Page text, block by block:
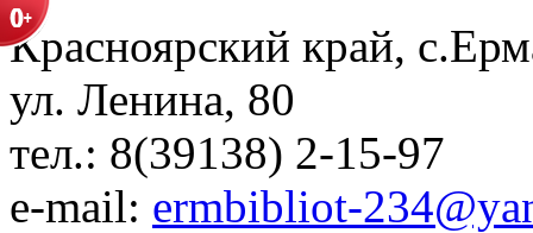
Красноярский край,
ул. Ленина, 80
тел.: 8(39138) 2-15-97
e-mail: ermbibliot-